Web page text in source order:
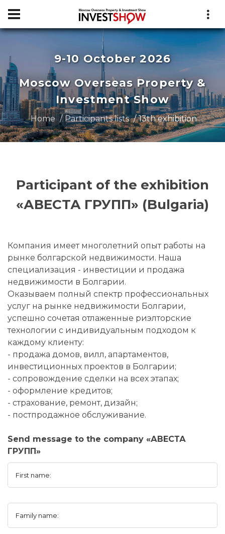
9-10 October 2026
Moscow Overseas Property &
Investment Show
Home Participants lists 13th exhibition
Participant of the exhibition
«АВЕСТА ГРУПП» (Bulgaria)
Компания имеет многолетний опыт работы на
рынке болгарской недвижимости. Наша
специализация - инвестиции и продажа
недвижимости в Болгарии.
Оказываем полный спектр профессиональных
услуг на рынке недвижимости Болгарии,
успешно сочетая отлаженные риэлторские
технологии с индивидуальным подходом к
каждому клиенту:
- продажа домов, вилл, апартаментов,
инвестиционных проектов в Болгарии;
- сопровождение сделки на всех этапах;
- оформление кредитов;
- страхование, ремонт, дизайн;
- постпродажное обслуживание.
Send message to the company «АВЕСТА
ГРУПП»
First name:
Family name: